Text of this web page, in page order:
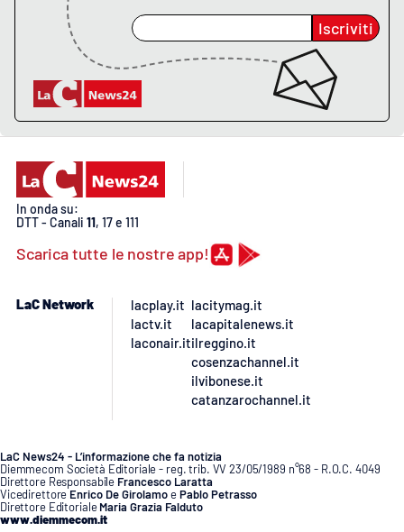
Iscriviti
In onda su:
DTT - Canali 11, 17 e 111
Scarica tutte le nostre app!
LaC Network
lacplay.it
lactv.it
laconair.it
lacitymag.it
lacapitalenews.it
ilreggino.it
cosenzachannel.it
ilvibonese.it
catanzarochannel.it
LaC News24 - L’informazione che fa notizia
Diemmecom Società Editoriale - reg. trib. VV 23/05/1989 n°68 - R.O.C. 4049
Direttore Responsabile Francesco Laratta
Vicedirettore Enrico De GirolamoePablo Petrasso
Direttore Editoriale Maria Grazia Falduto
www.diemmecom.it